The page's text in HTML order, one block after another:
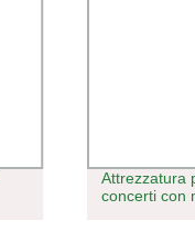
Attrezzatura
concerti con